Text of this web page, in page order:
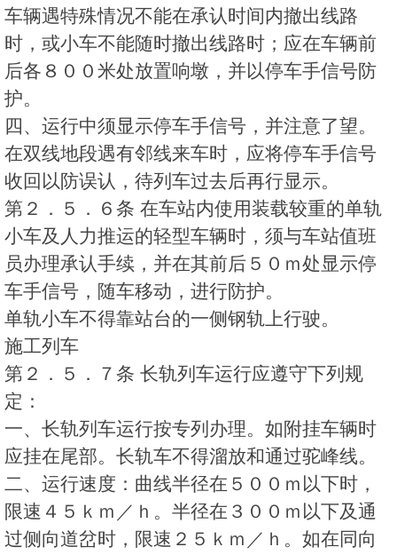
车辆遇特殊情况不能在承认时间内撤出线路
时，或小车不能随时撤出线路时；应在车辆前
后各８００米处放置响墩，并以停车手信号防
护。
四、运行中须显示停车手信号，并注意了望。
在双线地段遇有邻线来车时，应将停车手信号
收回以防误认，待列车过去后再行显示。
第２．５．６条 在车站内使用装载较重的单轨
小车及人力推运的轻型车辆时，须与车站值班
员办理承认手续，并在其前后５０ｍ处显示停
车手信号，随车移动，进行防护。
单轨小车不得靠站台的一侧钢轨上行驶。
施工列车
第２．５．７条 长轨列车运行应遵守下列规
定：
一、长轨列车运行按专列办理。如附挂车辆时
应挂在尾部。长轨车不得溜放和通过驼峰线。
二、运行速度：曲线半径在５００ｍ以下时，
限速４５ｋｍ／ｈ。半径在３００ｍ以下及通
过侧向道岔时，限速２５ｋｍ／ｈ。如在同向